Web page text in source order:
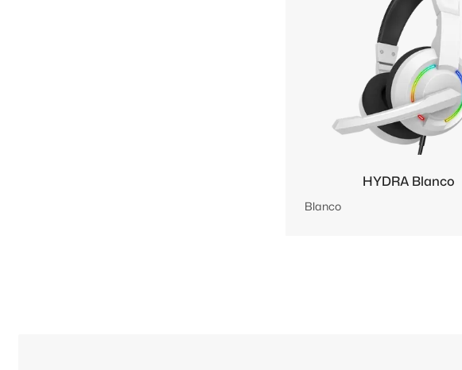
HYDRA Blanco
Blanco